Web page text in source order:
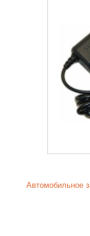
Автомобильное